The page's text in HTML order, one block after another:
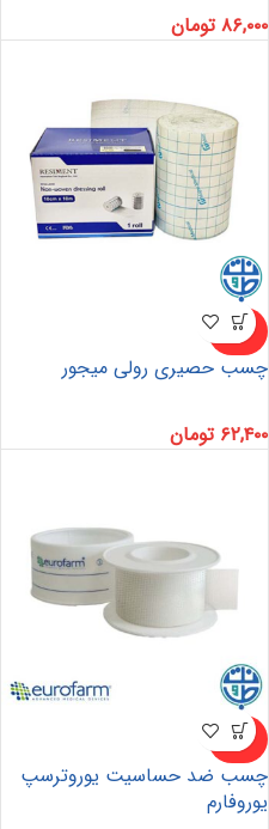
۸۶,۰۰۰ تومان
ناموجو
د
چسب حصیری رولی میجور
۶۲,۴۰۰ تومان
ناموجو
د
چسب ضد حساسیت یوروترسپ
یوروفارم